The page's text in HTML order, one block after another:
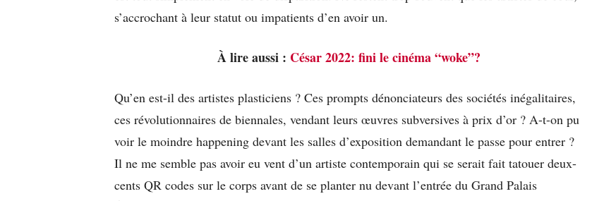
s’accrochant à leur statut ou impatients d’en avoir un.
À lire aussi : César 2022: fini le cinéma “woke”?
Qu’en est-il des artistes plasticiens ? Ces prompts dénonciateurs des sociétés inégalitaires,
ces révolutionnaires de biennales, vendant leurs œuvres subversives à prix d’or ? A-t-on pu
voir le moindre happening devant les salles d’exposition demandant le passe pour entrer ?
Il ne me semble pas avoir eu vent d’un artiste contemporain qui se serait fait tatouer deux-
cents QR codes sur le corps avant de se planter nu devant l’entrée du Grand Palais